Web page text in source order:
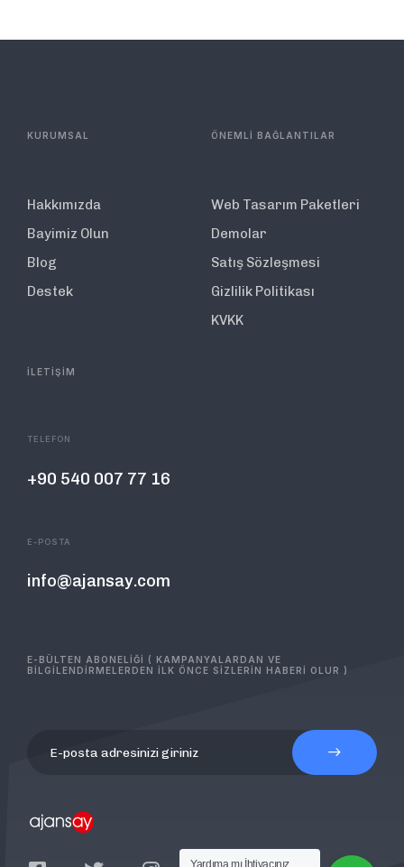
KURUMSAL
Hakkımızda
Bayimiz Olun
Blog
Destek
ÖNEMLİ BAĞLANTILAR
Web Tasarım Paketleri
Demolar
Satış Sözleşmesi
Gizlilik Politikası
KVKK
İLETİŞİM
TELEFON
+90 540 007 77 16
E-POSTA
info@ajansay.com
E-BÜLTEN ABONELİĞİ ( KAMPANYALARDAN VE
BİLGİLENDİRMELERDEN İLK ÖNCE SİZLERİN HABERİ OLUR )
Yardıma mı İhtiyacınız